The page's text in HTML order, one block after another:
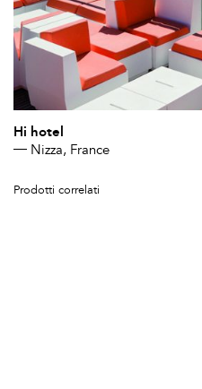
Hi hotel
Nizza, France
Prodotti correlati